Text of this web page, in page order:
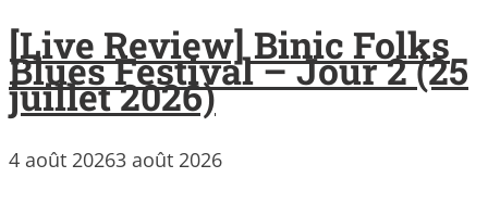
[Live Review] Binic Folks
Blues Festival – Jour 2 (25
juillet 2026)
4 août 20263 août 2026